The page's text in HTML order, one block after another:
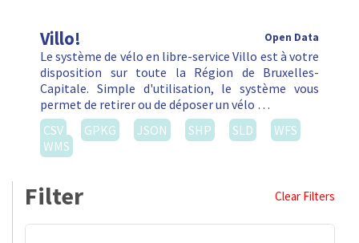
Villo! Open Data
Le système de vélo en libre-service Villo est à votre
disposition sur toute la Région de Bruxelles-
Capitale. Simple d'utilisation, le système vous
permet de retirer ou de déposer un vélo …
CSV
GPKG JSON SHP SLD
WFS
WMS
Filter Clear Filters